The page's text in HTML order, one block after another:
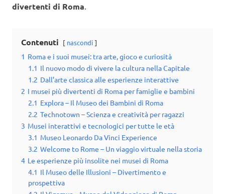
divertenti di Roma.
Contenuti nascondi
1 Roma e i suoi musei: tra arte, gioco e curiosità
1.1 Il nuovo modo di vivere la cultura nella Capitale
1.2 Dall’arte classica alle esperienze interattive
2 I musei più divertenti di Roma per famiglie e bambini
2.1 Explora – Il Museo dei Bambini di Roma
2.2 Technotown – Scienza e creatività per ragazzi
3 Musei interattivi e tecnologici per tutte le età
3.1 Museo Leonardo Da Vinci Experience
3.2 Welcome to Rome – Un viaggio virtuale nella storia
4 Le esperienze più insolite nei musei di Roma
4.1 Il Museo delle Illusioni – Divertimento e
prospettiva